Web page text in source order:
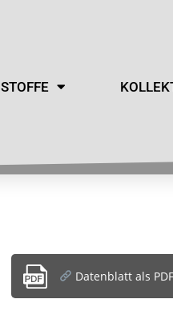
STOFFE
Datenblatt als PDF